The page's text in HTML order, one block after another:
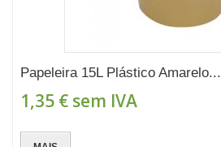
Papeleira 15L Plástico Amarelo...
1,35 € sem IVA